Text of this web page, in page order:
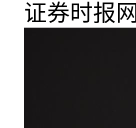
证券时报网